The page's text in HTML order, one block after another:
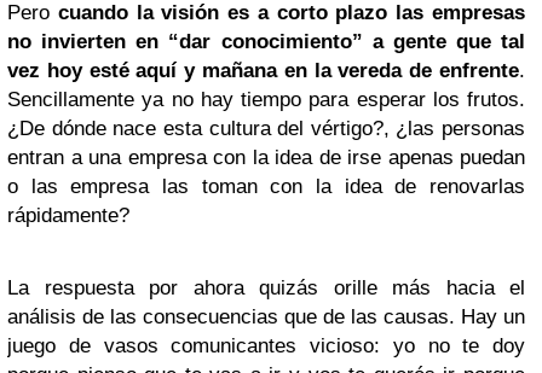
Pero cuando la visión es a corto plazo las empresas
no invierten en “dar conocimiento” a gente que tal
vez hoy esté aquí y mañana en la vereda de enfrente.
Sencillamente ya no hay tiempo para esperar los frutos.
¿De dónde nace esta cultura del vértigo?, ¿las personas
entran a una empresa con la idea de irse apenas puedan
o las empresa las toman con la idea de renovarlas
rápidamente?
La respuesta por ahora quizás orille más hacia el
análisis de las consecuencias que de las causas. Hay un
juego de vasos comunicantes vicioso: yo no te doy